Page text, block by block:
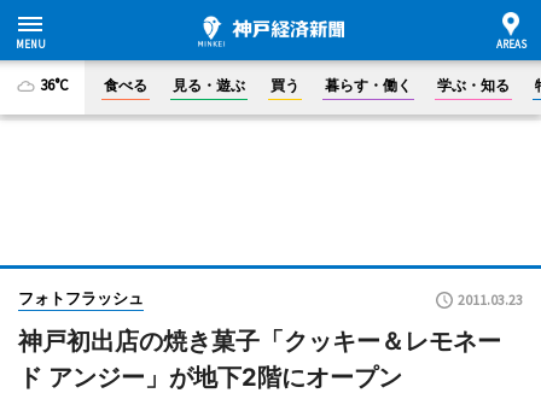
36°C 食べる 見る・遊ぶ 買う 暮らす・働く 学ぶ・知る
フォトフラッシュ 2011.03.23
神戸初出店の焼き菓子「クッキー＆レモネー
ド アンジー」が地下2階にオープン